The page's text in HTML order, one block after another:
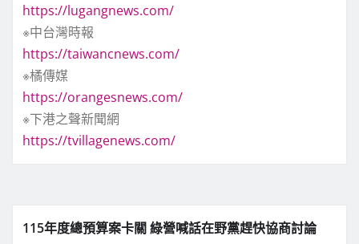
https://lugangnews.com/
※中台灣時報
https://taiwancnews.com/
※橘傳媒
https://orangesnews.com/
※下港之聲新聞網
https://tvillagenews.com/
115年度總預算案卡關 綠營喊話在野黨趕快協商討論